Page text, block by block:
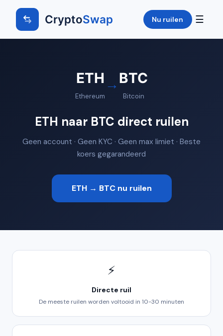
CryptoSwap Nu ruilen ☰
ETH
Ethereum
→BTC
Bitcoin
ETH naar BTC direct ruilen
Geen account · Geen KYC · Geen max limiet · Beste
koers gegarandeerd
ETH → BTC nu ruilen
⚡
Directe ruil
De meeste ruilen worden voltooid in 10-30 minuten